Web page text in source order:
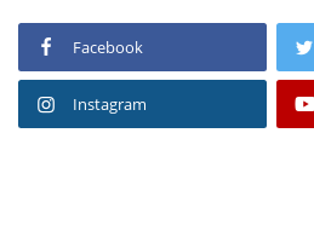
Facebook
Instagram